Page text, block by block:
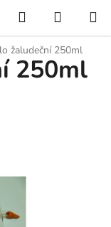
Hledat
KOŠÍK
žaludeční 250ml
250ml